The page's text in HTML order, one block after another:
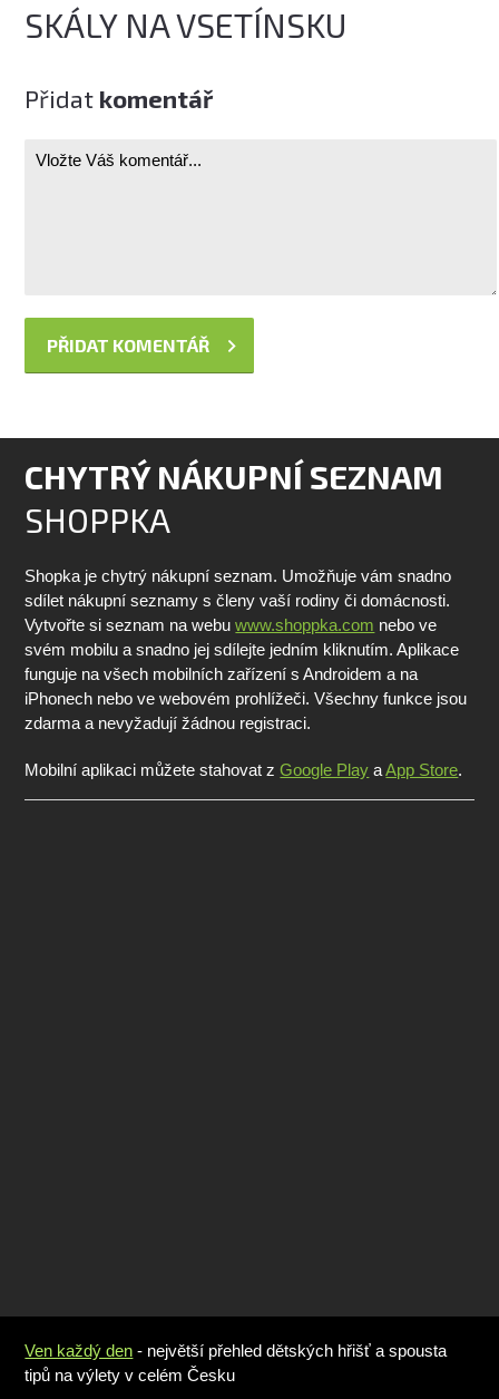
SKÁLY NA VSETÍNSKU
Přidat komentář
CHYTRÝ NÁKUPNÍ SEZNAM
SHOPPKA
Shopka je chytrý nákupní seznam. Umožňuje vám snadno
sdílet nákupní seznamy s členy vaší rodiny či domácnosti.
Vytvořte si seznam na webuwww.shoppka.com nebo ve
svém mobilu a snadno jej sdílejte jedním kliknutím. Aplikace
funguje na všech mobilních zařízení s Androidem a na
iPhonech nebo ve webovém prohlížeči. Všechny funkce jsou
zdarma a nevyžadují žádnou registraci.
Mobilní aplikaci můžete stahovat zGoogle Play aApp Store.
Ven každý den - největší přehled dětských hřišť a spousta
tipů na výlety v celém Česku